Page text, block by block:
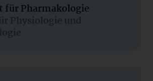
Pharmakologie
Physiologie und